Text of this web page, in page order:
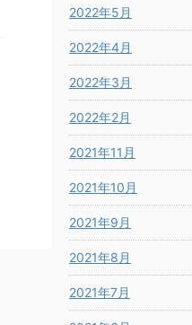
2022年5月
2022年4月
2022年3月
2022年2月
2021年11月
2021年10月
2021年9月
2021年8月
2021年7月